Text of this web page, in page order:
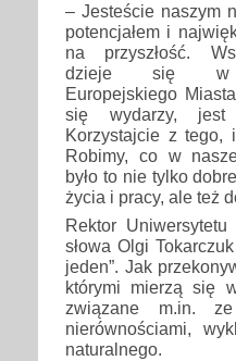
– Jesteście naszym
potencjałem i
na przyszłość.
dzieje się w
Europejskiego
się wydarzy,
Korzystajcie z tego,
Robimy, co w
było to nie tylko
życia i pracy, ale też
Rektor
słowa Olgi
jeden”. Jak
którymi mierzą się
związane m.in. ze
nierównościami,
naturalnego.